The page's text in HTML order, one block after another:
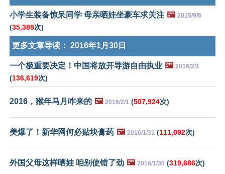
小学生装备惊呆同学 母亲晒娃坐豪车求关注 🖼️ 2015/9/6
(35,389次)
更多文章导读： 2016年1月30日
一个极重要决定！中国将放开导游自由执业 🖼️ 2016/2/1
(136,619次)
2016，猴年马月咋来的 🖼️ 2016/2/1 (507,924次)
美爆了！新华网何必贴块膏药 🖼️ 2016/1/31 (111,092次)
外国父母这样晒娃 咱别使错了劲 🖼️ 2016/1/30 (319,686次)